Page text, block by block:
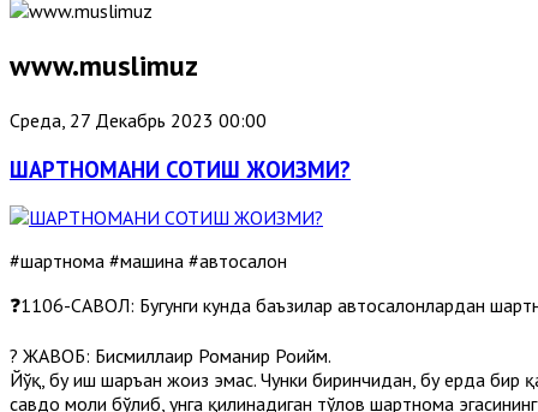
www.muslimuz
Среда, 27 Декабрь 2023 00:00
ШАРТНОМАНИ СОТИШ ЖОИЗМИ?
#шартнома #машина #автосалон
❓1106-CАВОЛ: Бугунги кунда баъзилар автосалонлардан
? ЖАВОБ: Бисмиллаҳир Роҳманир Роҳийм.
Йўқ, бу иш шаръан жоиз эмас. Чунки биринчидан, бу ерда бир
савдо моли бўлиб, унга қилинадиган тўлов шартнома